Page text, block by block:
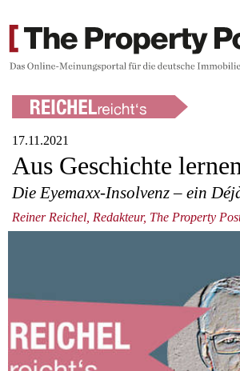
17.11.2021
Aus Geschichte lernen
Die Eyemaxx-Insolvenz – ein
Reiner Reichel, Redakteur, The Property